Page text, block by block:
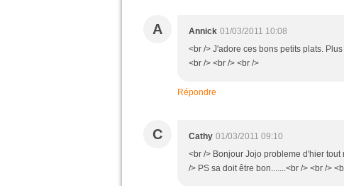
A Annick 01/03/2011 10:08
<br /> J'adore ces bons petits plats.
<br /> <br /> <br />
Répondre
C Cathy 01/03/2011 09:10
<br /> Bonjour Jojo probleme d'hier
/> PS sa doit être bon.......<br /> <br />